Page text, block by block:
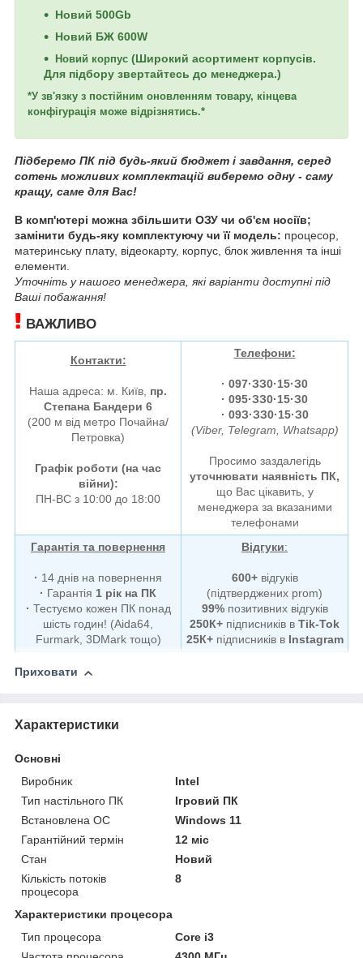
Новий 500Gb
Новий БЖ 600W
Новий корпус (Широкий асортимент корпусів.
Для підбору звертайтесь до менеджера.)
*У зв'язку з постійним оновленням товару, кінцева
конфігурація може відрізнятись.*
ВАЖЛИВО
В комп'ютері можна збільшити ОЗУ чи об'єм носіїв;
замінити будь-яку комплектуючу чи її модель: процесор,
материнську плату, відеокарту, корпус, блок живлення та інші
елементи.
Уточніть у нашого менеджера, які варіанти доступні під
Ваші побажання!
Підберемо ПК під будь-який бюджет і завдання, серед
сотень можливих комплектацій виберемо одну - саму
кращу, саме для Вас!
Контакти:
Наша адреса: м. Київ, пр.
Степана Бандери 6
(200 м від метро Почайна/
Петровка)
Графік роботи (на час
війни):
ПН-ВС з 10:00 до 18:00
Телефони:
· 097·ЗЗ0·15·З0
· 095·ЗЗ0·15·З0
· 09З·ЗЗ0·15·З0
(Viber, Telegram, Whatsapp)
Просимо заздалегідь
уточнювати наявність ПК,
що Вас цікавить, у
менеджера за вказаними
телефонами
Гарантія та повернення
· 14 днів на повернення
· Гарантія 1 рік на ПК
· Тестуємо кожен ПК понад
шість годин! (Aida64,
Furmark, 3DMark тощо)
Відгуки:
600+ відгуків
(підтверджених prom)
99% позитивних відгуків
250К+ підписників в Tik-Tok
25К+ підписників в Instagram
Приховати
Характеристики
Основні
Виробник
Intel
Тип настільного ПК
Ігровий ПК
Встановлена ОС
Windows 11
Гарантійний термін
12 міс
Стан
Новий
Кількість потоків
процесора
8
Характеристики процесора
Тип процесора
Core i3